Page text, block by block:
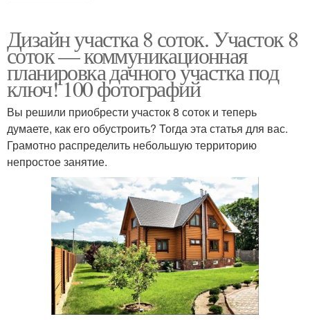
Дизайн участка 8 соток. Участок 8
соток — коммуникационная
планировка дачного участка под
ключ! 100 фотографий
Вы решили приобрести участок 8 соток и теперь
думаете, как его обустроить? Тогда эта статья для вас.
Грамотно распределить небольшую территорию
непростое занятие.